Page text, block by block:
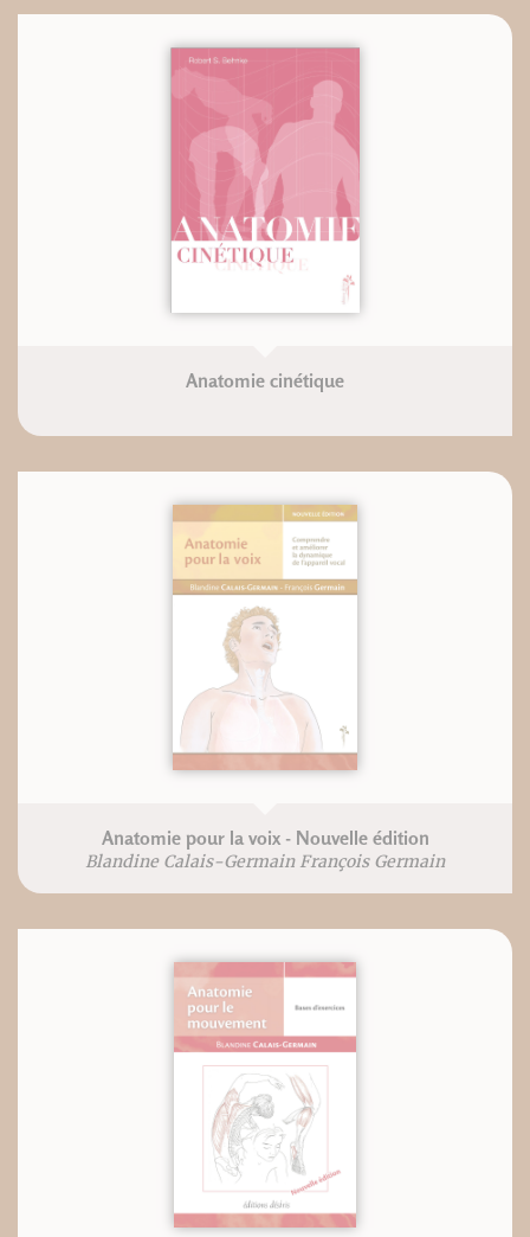
Anatomie cinétique
Anatomie pour la voix - Nouvelle édition
Blandine Calais-Germain François Germain